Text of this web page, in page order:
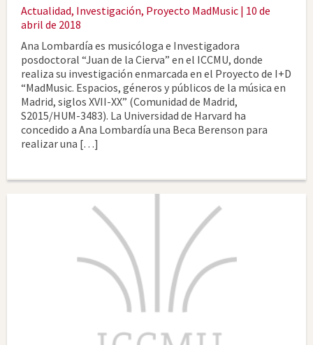
Actualidad, Investigación, Proyecto MadMusic | 10 de
abril de 2018
Ana Lombardía es musicóloga e Investigadora
posdoctoral “Juan de la Cierva” en el ICCMU, donde
realiza su investigación enmarcada en el Proyecto de I+D
“MadMusic. Espacios, géneros y públicos de la música en
Madrid, siglos XVII-XX” (Comunidad de Madrid,
S2015/HUM-3483). La Universidad de Harvard ha
concedido a Ana Lombardía una Beca Berenson para
realizar una […]